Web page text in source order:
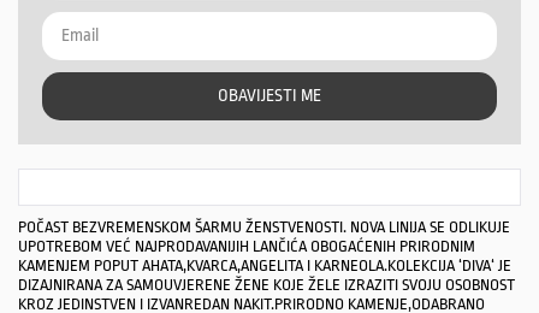
OBAVIJESTI ME
POČAST BEZVREMENSKOM ŠARMU ŽENSTVENOSTI. NOVA LINIJA SE ODLIKUJE
UPOTREBOM VEĆ NAJPRODAVANIJIH LANČIĆA OBOGAĆENIH PRIRODNIM
KAMENJEM POPUT AHATA,KVARCA,ANGELITA I KARNEOLA.KOLEKCIJA ‘DIVA‘ JE
DIZAJNIRANA ZA SAMOUVJERENE ŽENE KOJE ŽELE IZRAZITI SVOJU OSOBNOST
KROZ JEDINSTVEN I IZVANREDAN NAKIT.PRIRODNO KAMENJE,ODABRANO